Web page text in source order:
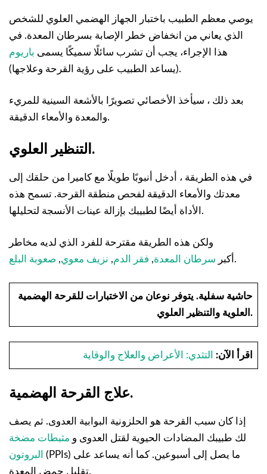
يوصي معظم الطبيب باختبار الجهاز الهضمي العلوي للشخص
الذي يعاني من انخفاض خطر الإصابة بسرطان المعدة. في
هذا الإجراء، يجب أن تشرب سائلًا سميكًا يسمى باريوم
(يساعد الطبيب على رؤية القرحة وعلاجها).
بعد ذلك ، سيأخذ الأخصائي تصويرًا بالأشعة السينية للمريء
والمعدة والأمعاء الدقيقة.
التنظير العلوي.
في هذه الطريقة ، أدخل أنبوبًا طويلًا مع كاميرا من حلقك إلى
معدتك والأمعاء الدقيقة لفحص منطقة القرحة. تسمح هذه
الأداة أيضًا لطبيبك بإزالة عينات الأنسجة لتحليلها.
ولكن هذه الطريقة مقترحة للفرد الذي لديه مخاطر
أكبر سرطان المعدة, فقر الدم, نزيف معوي, صعوبة البلع .
حاشية سفلية. يتوفر نوعان من الاختبارات للقرحة الهضمية
العلوية والتنظير العلوي.
اقرأ الآن: التثدي: الأعراض والعلاج والوقاية
علاج القرحة الهضمية.
إذا كان سبب القرحة هو الحلزونية البوابية
العدوى. ثم يصف
لك طبيبك المضادات الحيوية لقتل العدوى و مثبطات مضخة
البروتون (PPIs) ما يصل إلى أسبوعين. كما أنه يساعد على
تقليل حمض المعدة.